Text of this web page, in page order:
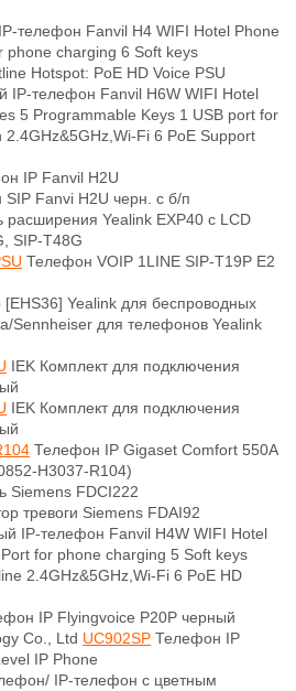
телефон Fanvil H4 WIFI Hotel Phone
phone charging 6 Soft keys
Hotspot: PoE HD Voice PSU
IP-телефон Fanvil H6W WIFI Hotel
5 Programmable Keys 1 USB port for
Fi 6 PoE Support
IP Fanvil H2U
Fanvi H2U черн. с б/п
расширения Yealink EXP40 с LCD
SIP-T48G
Телефон VOIP 1LINE SIP-T19P E2
[EHS36] Yealink для беспроводных
Sennheiser для телефонов Yealink
IEK Комплект для подключения
IEK Комплект для подключения
Телефон IP Gigaset Comfort 550A
H3037-R104)
Siemens FDCI222
тревоги Siemens FDAI92
IP-телефон Fanvil H4W WIFI Hotel
for phone charging 5 Soft keys
2.4GHz&5GHz,Wi-Fi 6 PoE HD
IP Flyingvoice P20P черный
Co., Ltd UC902SP Телефон IP
IP Phone
IP-телефон с цветным